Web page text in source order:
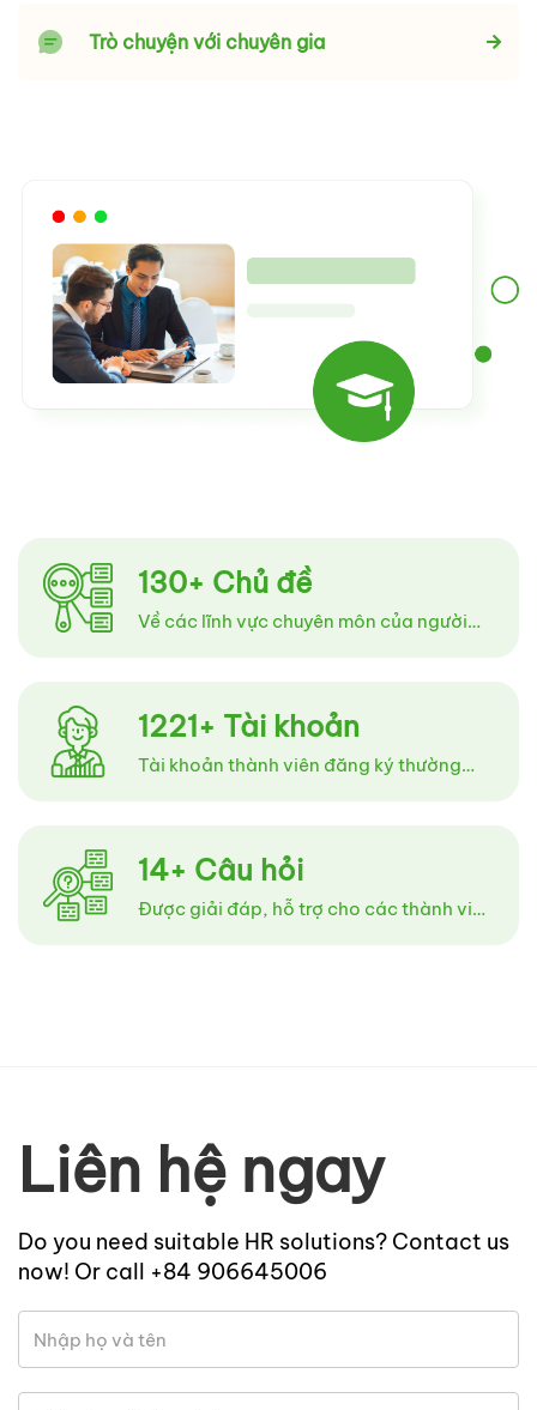
Trò chuyện với chuyên gia
130+ Chủ đề
Về các lĩnh vực chuyên môn của người
1221+ Tài khoản
Tài khoản thành viên đăng ký thường
14+ Câu hỏi
Được giải đáp, hỗ trợ cho các thành viên
Liên hệ ngay
Do you need suitable HR solutions? Contact us
now! Or call +84 906645006